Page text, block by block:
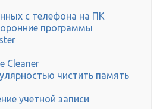
с телефона на ПК
программы
Cleaner
чистить память
учетной записи